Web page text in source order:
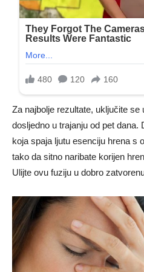
Za najbolje rezultate, uključite se
dosljedno u trajanju od pet
koja spaja ljutu esenciju hrena s
tako da sitno naribate korijen
Ulijte ovu fuziju u dobro